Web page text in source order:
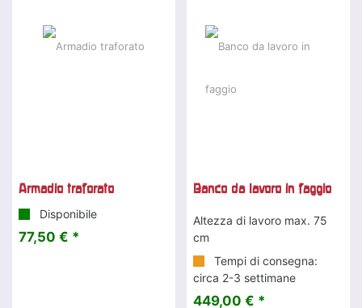
Armadio traforato
Disponibile
77,50 € *
Banco da lavoro in faggio
Altezza di lavoro max. 75
cm
Tempi di consegna:
circa 2-3 settimane
449,00 € *